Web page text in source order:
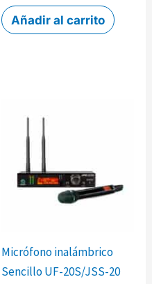
Añadir al carrito
Micrófono inalámbrico
Sencillo UF-20S/JSS-20